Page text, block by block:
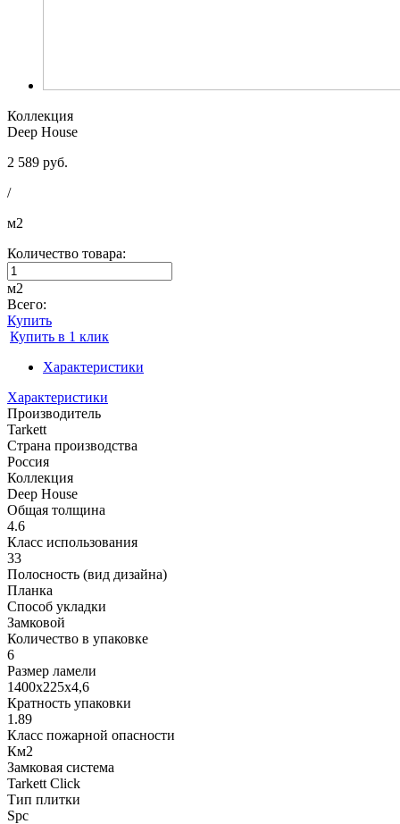
Коллекция
Deep House
2 589 руб.
/
м2
Количество товара:
м2
Всего:
Купить
Купить в 1 клик
Характеристики
Характеристики
Производитель
Tarkett
Страна производства
Россия
Коллекция
Deep House
Общая толщина
4.6
Класс использования
33
Полосность (вид дизайна)
Планка
Способ укладки
Замковой
Количество в упаковке
6
Размер ламели
1400х225х4,6
Кратность упаковки
1.89
Класс пожарной опасности
Км2
Замковая система
Tarkett Click
Тип плитки
Spc